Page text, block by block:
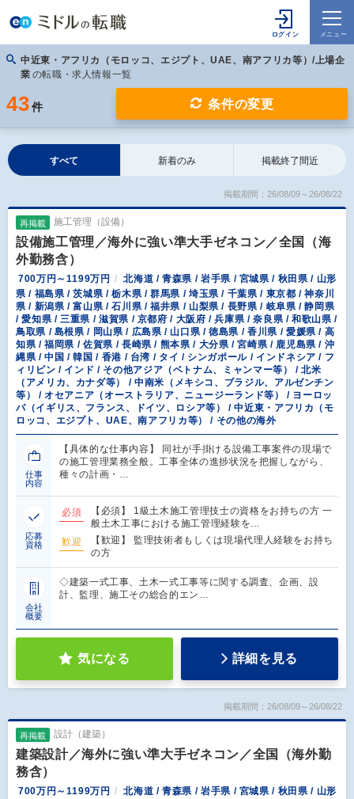
中近東・アフリカ（モロッコ、エジプト、UAE、南アフリカ等）/上場企
業 の転職・求人情報一覧
43 件 条件の変更
すべて 新着のみ 掲載終了間近
掲載期間：26/08/09～26/08/22
再掲載 施工管理（設備）
設備施工管理／海外に強い準大手ゼネコン／全国（海
外勤務含）
700万円～1199万円
北海道 / 青森県 / 岩手県 / 宮城県 / 秋田県 / 山形
県 / 福島県 / 茨城県 / 栃木県 / 群馬県 / 埼玉県 / 千葉県 / 東京都 / 神奈川
県 / 新潟県 / 富山県 / 石川県 / 福井県 / 山梨県 / 長野県 / 岐阜県 / 静岡県
/ 愛知県 / 三重県 / 滋賀県 / 京都府 / 大阪府 / 兵庫県 / 奈良県 / 和歌山県 /
鳥取県 / 島根県 / 岡山県 / 広島県 / 山口県 / 徳島県 / 香川県 / 愛媛県 / 高
知県 / 福岡県 / 佐賀県 / 長崎県 / 熊本県 / 大分県 / 宮崎県 / 鹿児島県 / 沖
縄県 / 中国 / 韓国 / 香港 / 台湾 / タイ / シンガポール / インドネシア / フ
ィリピン / インド / その他アジア（ベトナム、ミャンマー等） / 北米
（アメリカ、カナダ等） / 中南米（メキシコ、ブラジル、アルゼンチン
等） / オセアニア（オーストラリア、ニュージーランド等） / ヨーロッ
パ（イギリス、フランス、ドイツ、ロシア等） / 中近東・アフリカ（モ
ロッコ、エジプト、UAE、南アフリカ等） / その他の海外
仕事
内容
【具体的な仕事内容】 同社が手掛ける設備工事案件の現場で
の施工管理業務全般。工事全体の進捗状況を把握しながら、
種々の計画・…
応募
資格
必須
【必須】 1級土木施工管理技士の資格をお持ちの方 一
般土木工事における施工管理経験を…
歓迎
【歓迎】 監理技術者もしくは現場代理人経験をお持ち
の方
会社
概要
◇建築一式工事、土木一式工事等に関する調査、企画、設
計、監理、施工その総合的エン…
気になる 詳細を見る
掲載期間：26/08/09～26/08/22
再掲載 設計（建築）
建築設計／海外に強い準大手ゼネコン／全国（海外勤
務含）
700万円～1199万円
北海道 / 青森県 / 岩手県 / 宮城県 / 秋田県 / 山形